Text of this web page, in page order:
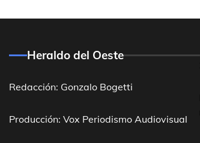
Heraldo del Oeste
Redacción: Gonzalo Bogetti
Producción: Vox Periodismo Audiovisual